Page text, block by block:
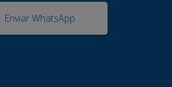
Enviar WhatsApp